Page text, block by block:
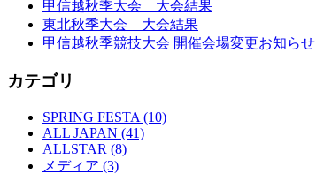
甲信越秋季大会 大会結果
東北秋季大会 大会結果
甲信越秋季競技大会 開催会場変更お知らせ
カテゴリ
SPRING FESTA (10)
ALL JAPAN (41)
ALLSTAR (8)
メディア (3)